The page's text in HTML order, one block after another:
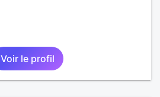
Voir le profil